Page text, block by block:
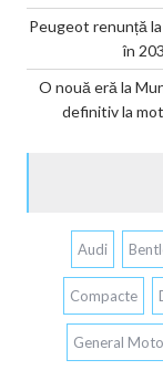
Peugeot renunță
în
O nouă eră la
definitiv la
Audi
Compacte
General